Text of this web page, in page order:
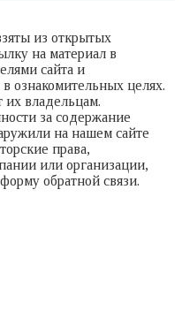
из открытых
на материал в
сайта и
ознакомительных целях.
их владельцам.
за содержание
на нашем сайте
права,
или организации,
обратной связи.